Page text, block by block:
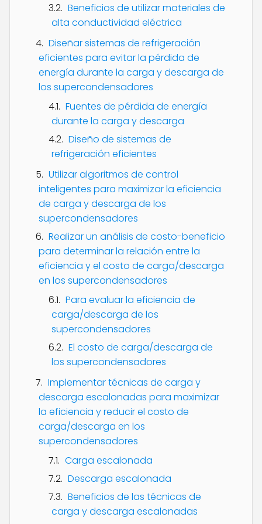
Beneficios de utilizar materiales de
alta conductividad eléctrica
Diseñar sistemas de refrigeración
eficientes para evitar la pérdida de
energía durante la carga y descarga de
los supercondensadores
Fuentes de pérdida de energía
durante la carga y descarga
Diseño de sistemas de
refrigeración eficientes
Utilizar algoritmos de control
inteligentes para maximizar la eficiencia
de carga y descarga de los
supercondensadores
Realizar un análisis de costo-beneficio
para determinar la relación entre la
eficiencia y el costo de carga/descarga
en los supercondensadores
Para evaluar la eficiencia de
carga/descarga de los
supercondensadores
El costo de carga/descarga de
los supercondensadores
Implementar técnicas de carga y
descarga escalonadas para maximizar
la eficiencia y reducir el costo de
carga/descarga en los
supercondensadores
Carga escalonada
Descarga escalonada
Beneficios de las técnicas de
carga y descarga escalonadas